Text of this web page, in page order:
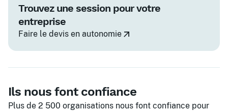
Trouvez une session pour votre
entreprise
Faire le devis en autonomie
Ils nous font confiance
Plus de 2 500 organisations nous font confiance pour